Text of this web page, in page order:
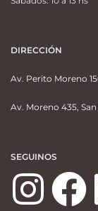
DIRECCIÓN
Av. Perito Moreno
Av. Moreno 435,
SEGUINOS